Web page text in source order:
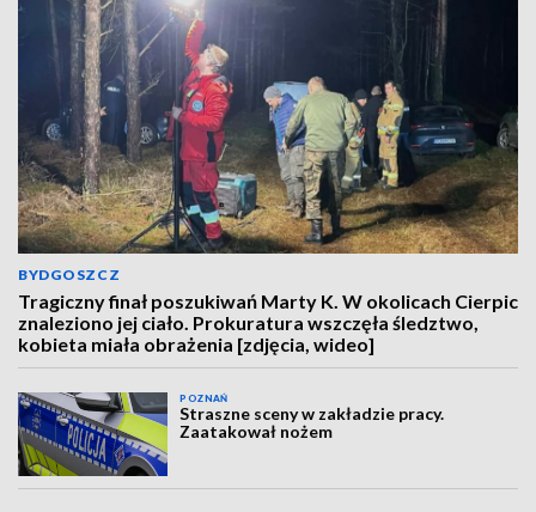
BYDGOSZCZ
Tragiczny finał poszukiwań Marty K. W okolicach Cierpic
znaleziono jej ciało. Prokuratura wszczęła śledztwo,
kobieta miała obrażenia [zdjęcia, wideo]
POZNAŃ
Straszne sceny w zakładzie pracy.
Zaatakował nożem